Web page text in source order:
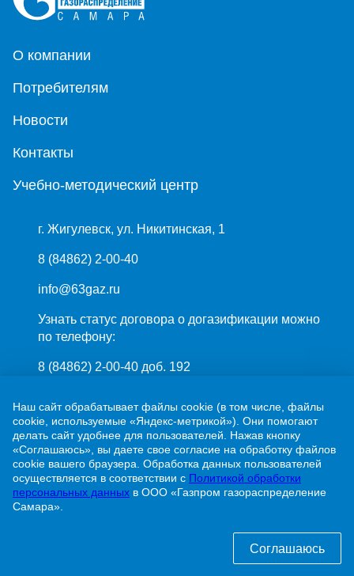
О компании
Потребителям
Новости
Контакты
Учебно-методический центр
г. Жигулевск, ул. Никитинская, 1
8 (84862) 2-00-40
info@63gaz.ru
Узнать статус договора о догазификации можно
по телефону:
8 (84862) 2-00-40 доб. 192
ПАО «Газпром»
ООО «Газпром межрегионгаз»
© 2001-2026 ООО «Газпром газораспределение Самара»
Наш сайт обрабатывает файлы cookie (в том числе, файлы
cookie, используемые «Яндекс-метрикой»). Они помогают
делать сайт удобнее для пользователей. Нажав кнопку
«Соглашаюсь», вы даете свое согласие на обработку файлов
cookie вашего браузера. Обработка данных пользователей
осуществляется в соответствии с Политикой обработки
персональных данных в ООО «Газпром газораспределение
Самара».
Соглашаюсь